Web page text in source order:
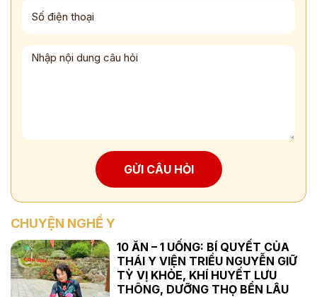
GỬI CÂU HỎI
CHUYỆN NGHỀ Y
10 ĂN – 1 UỐNG: BÍ QUYẾT CỦA
THÁI Y VIỆN TRIỀU NGUYỄN GIỮ
TỲ VỊ KHỎE, KHÍ HUYẾT LƯU
THÔNG, DƯỠNG THỌ BỀN LÂU